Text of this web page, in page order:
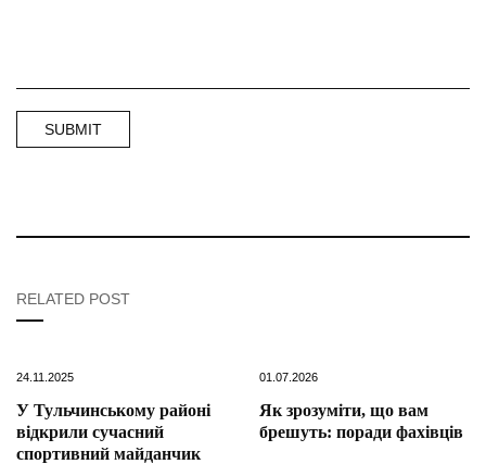
RELATED POST
24.11.2025
У Тульчинському районі
відкрили сучасний
спортивний майданчик
01.07.2026
Як зрозуміти, що вам
брешуть: поради фахівців